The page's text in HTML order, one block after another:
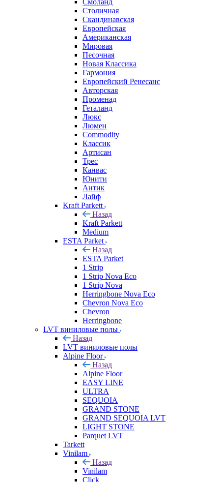
Смоланд
Столичная
Скандинавская
Европейская
Американская
Мировая
Песочная
Новая Классика
Гармония
Европейский Ренесанс
Авторская
Променад
Геталанд
Люкс
Люмен
Commodity
Классик
Артисан
Трес
Канвас
Юнити
Антик
Лайф
Kraft Parkett
Назад
Kraft Parkett
Medium
ESTA Parket
Назад
ESTA Parket
1 Strip
1 Strip Nova Eco
1 Strip Nova
Herringbone Nova Eco
Chevron Nova Eco
Chevron
Herringbone
LVT виниловые полы
Назад
LVT виниловые полы
Alpine Floor
Назад
Alpine Floor
EASY LINE
ULTRA
SEQUOIA
GRAND STONE
GRAND SEQUOIA LVT
LIGHT STONE
Parquet LVT
Tarkett
Vinilam
Назад
Vinilam
Click